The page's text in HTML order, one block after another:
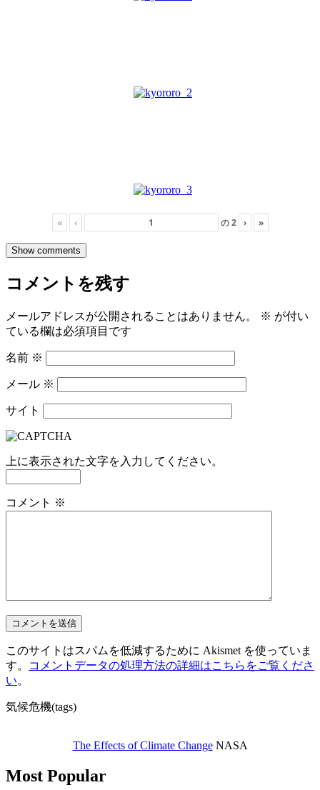
« ‹ の2 › »
Show comments
コメントを残す
メールアドレスが公開されることはありません。 ※ が付い
ている欄は必須項目です
名前 ※
メール ※
サイト
上に表示された文字を入力してください。
コメント ※
このサイトはスパムを低減するために Akismet を使っていま
す。
コメントデータの処理方法の詳細はこちらをご覧くださ
い。
気候危機(tags)
The Effects of Climate ChangeNASA
Most Popular